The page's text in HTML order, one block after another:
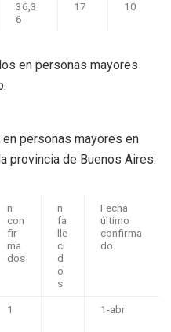
36,3
6
17 10
en personas mayores
personas mayores en
provincia de Buenos Aires:
n
con
fir
ma
dos
n
fa
lle
ci
d
o
s
Fecha
último
confirma
do
1 1-abr